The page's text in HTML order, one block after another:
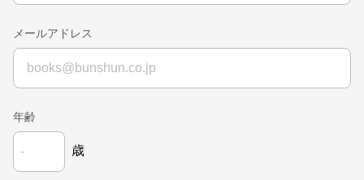
メールアドレス
年齢
歳